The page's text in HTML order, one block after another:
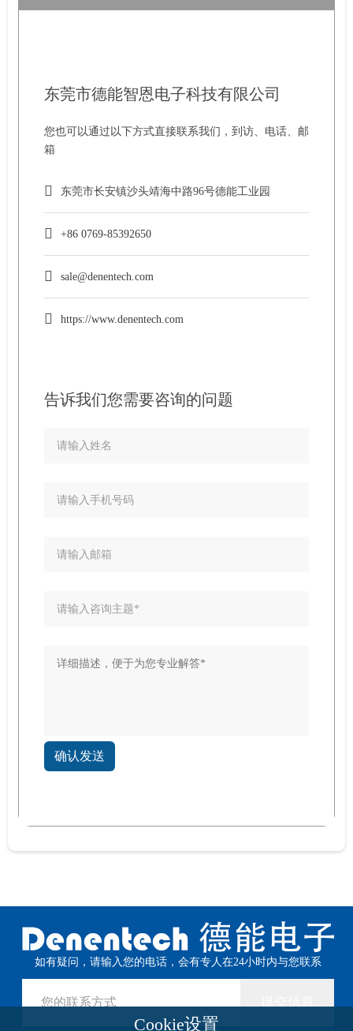
Cookie设置
告诉我们您需要咨询的问题
确认发送
东莞市德能智恩电子科技有限公司
您也可以通过以下方式直接联系我们，到访、电话、邮
箱
东莞市长安镇沙头靖海中路96号德能工业园
+86 0769-85392650
sale@denentech.com
https://www.denentech.com
如有疑问，请输入您的电话，会有专人在24小时内与您联系